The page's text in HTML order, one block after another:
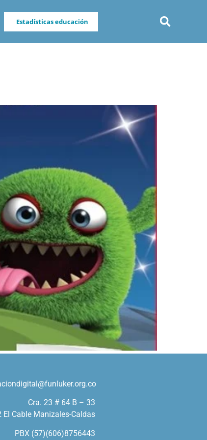
Estadísticas educación
Cra. 23 # 64 B – 33
El Cable Manizales-Caldas
PBX (57)(606)8756443